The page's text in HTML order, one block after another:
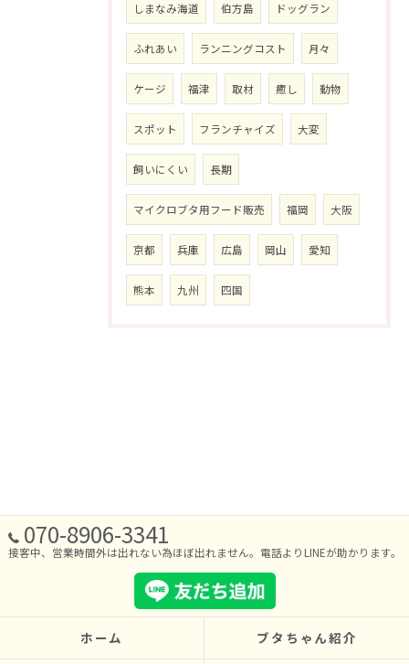
しまなみ海道 伯方島 ドッグラン
ふれあい ランニングコスト 月々
ケージ 福津 取材 癒し 動物
スポット フランチャイズ 大変
飼いにくい 長期
マイクロブタ用フード販売 福岡 大阪
京都 兵庫 広島 岡山 愛知
熊本 九州 四国
070-8906-3341
接客中、営業時間外は出れない為ほぼ出れません。電話よりLINEが助かります。
ホーム ブタちゃん紹介